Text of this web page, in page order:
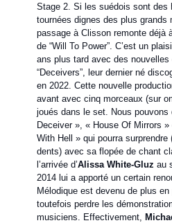
Stage 2. Si les suédois sont des
tournées dignes des plus grands
passage à Clisson remonte déjà
de “Will To Power”. C’est un
ans plus tard avec des
“Deceivers”, leur dernier né
en 2022. Cette nouvelle
avant avec cinq morceaux (sur
joués dans le set. Nous pouvons
Deceiver », « House Of Mirrors
With Hell » qui pourra surprendre
dents) avec sa flopée de chant
l’arrivée d’Alissa White-Gluz au
2014 lui a apporté un certain
Mélodique est devenu de plus
toutefois perdre les
musiciens. Effectivement,